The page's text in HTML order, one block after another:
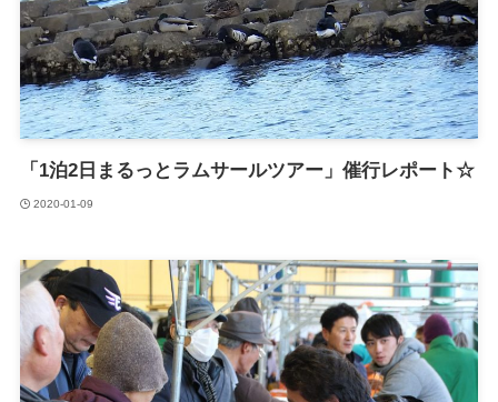
「1泊2日まるっとラムサールツアー」催行レポート☆
2020-01-09